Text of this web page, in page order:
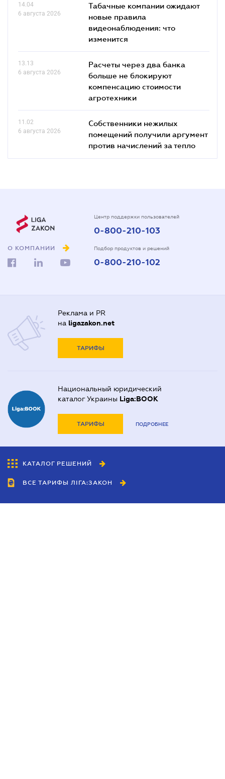
14.04
6 августа 2026
Табачные компании ожидают
новые правила
видеонаблюдения: что
изменится
13.13
6 августа 2026
Расчеты через два банка
больше не блокируют
компенсацию стоимости
агротехники
11.02
6 августа 2026
Собственники нежилых
помещений получили аргумент
против начислений за тепло
О КОМПАНИИ
Центр поддержки пользователей
0-800-210-103
Подбор продуктов и решений
0-800-210-102
Реклама и PR
на ligazakon.net
ТАРИФЫ
Национальный юридический
каталог Украины Liga:BOOK
ТАРИФЫ ПОДРОБНЕЕ
КАТАЛОГ РЕШЕНИЙ
ВСЕ ТАРИФЫ ЛІГА:ЗАКОН